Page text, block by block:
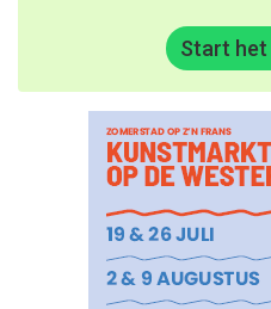
Start het